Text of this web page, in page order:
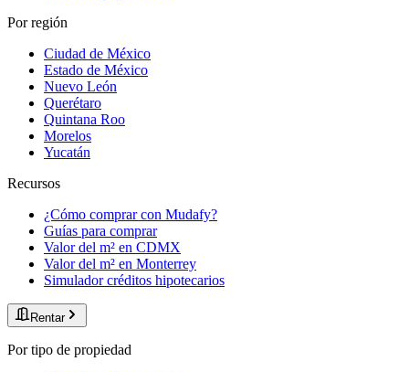
Por región
Ciudad de México
Estado de México
Nuevo León
Querétaro
Quintana Roo
Morelos
Yucatán
Recursos
¿Cómo comprar con Mudafy?
Guías para comprar
Valor del m² en CDMX
Valor del m² en Monterrey
Simulador créditos hipotecarios
Rentar
Por tipo de propiedad